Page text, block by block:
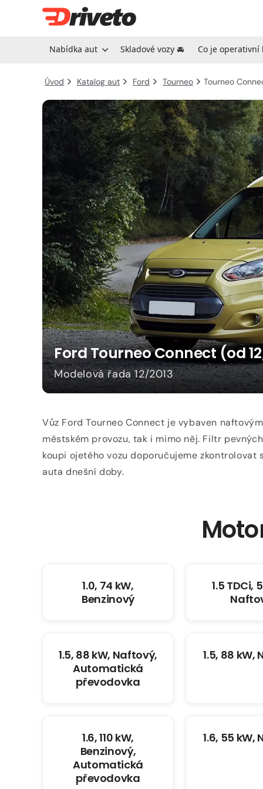
Nabídka aut Skladové vozy 🚘 Co je operativní
Úvod Katalog aut Ford Tourneo Tourneo
Ford Tourneo Connect (od
Modelová řada 12/2013
Vůz Ford Tourneo Connect je vybaven
městském provozu, tak i mimo něj. Filtr
koupi ojetého vozu doporučujeme
auta dnešní doby.
1.0, 74 kW,
Benzinový
1.5 TDCi,
1.5, 88 kW, Naftový,
Automatická
převodovka
1.5, 88 kW,
1.6, 110 kW,
Benzinový,
Automatická
převodovka
1.6, 55 kW,